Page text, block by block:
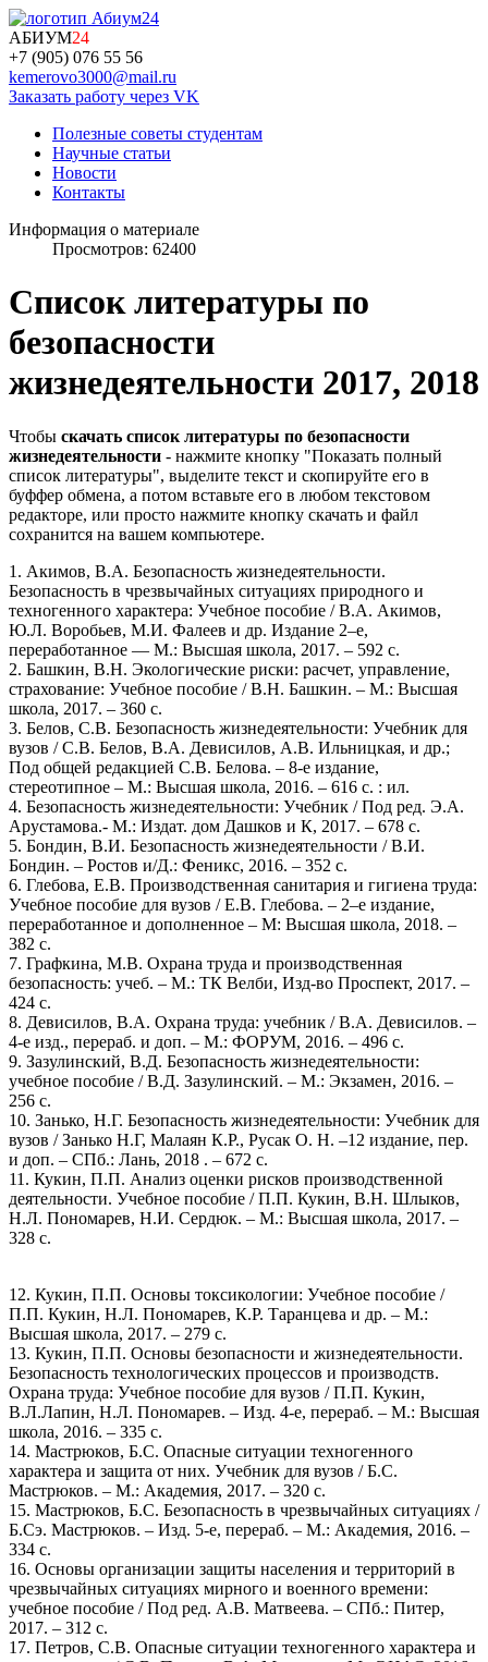
АБИУМ24
+7 (905) 076 55 56
kemerovo3000@mail.ru
Заказать работу через VK
Полезные советы студентам
Научные статьи
Новости
Контакты
Информация о материале
Просмотров: 62400
Список литературы по
безопасности
жизнедеятельности 2017, 2018
Чтобы скачать список литературы по безопасности
жизнедеятельности - нажмите кнопку "Показать полный
список литературы", выделите текст и скопируйте его в
буффер обмена, а потом вставьте его в любом текстовом
редакторе, или просто нажмите кнопку скачать и файл
сохранится на вашем компьютере.
1. Акимов, В.А. Безопасность жизнедеятельности.
Безопасность в чрезвычайных ситуациях природного и
техногенного характера: Учебное пособие / В.А. Акимов,
Ю.Л. Воробьев, М.И. Фалеев и др. Издание 2–е,
переработанное — М.: Высшая школа, 2017. – 592 с.
2. Башкин, В.Н. Экологические риски: расчет, управление,
страхование: Учебное пособие / В.Н. Башкин. – М.: Высшая
школа, 2017. – 360 с.
3. Белов, С.В. Безопасность жизнедеятельности: Учебник для
вузов / С.В. Белов, В.А. Девисилов, А.В. Ильницкая, и др.;
Под общей редакцией С.В. Белова. – 8-е издание,
стереотипное – М.: Высшая школа, 2016. – 616 с. : ил.
4. Безопасность жизнедеятельности: Учебник / Под ред. Э.А.
Арустамова.- М.: Издат. дом Дашков и К, 2017. – 678 с.
5. Бондин, В.И. Безопасность жизнедеятельности / В.И.
Бондин. – Ростов и/Д.: Феникс, 2016. – 352 с.
6. Глебова, Е.В. Производственная санитария и гигиена труда:
Учебное пособие для вузов / Е.В. Глебова. – 2–е издание,
переработанное и дополненное – М: Высшая школа, 2018. –
382 с.
7. Графкина, М.В. Охрана труда и производственная
безопасность: учеб. – М.: ТК Велби, Изд-во Проспект, 2017. –
424 с.
8. Девисилов, В.А. Охрана труда: учебник / В.А. Девисилов. –
4-е изд., перераб. и доп. – М.: ФОРУМ, 2016. – 496 с.
9. Зазулинский, В.Д. Безопасность жизнедеятельности:
учебное пособие / В.Д. Зазулинский. – М.: Экзамен, 2016. –
256 с.
10. Занько, Н.Г. Безопасность жизнедеятельности: Учебник для
вузов / Занько Н.Г, Малаян К.Р., Русак О. Н. –12 издание, пер.
и доп. – СПб.: Лань, 2018 . – 672 с.
11. Кукин, П.П. Анализ оценки рисков производственной
деятельности. Учебное пособие / П.П. Кукин, В.Н. Шлыков,
Н.Л. Пономарев, Н.И. Сердюк. – М.: Высшая школа, 2017. –
328 с.
12. Кукин, П.П. Основы токсикологии: Учебное пособие /
П.П. Кукин, Н.Л. Пономарев, К.Р. Таранцева и др. – М.:
Высшая школа, 2017. – 279 с.
13. Кукин, П.П. Основы безопасности и жизнедеятельности.
Безопасность технологических процессов и производств.
Охрана труда: Учебное пособие для вузов / П.П. Кукин,
В.Л.Лапин, Н.Л. Пономарев. – Изд. 4-е, перераб. – М.: Высшая
школа, 2016. – 335 с.
14. Мастрюков, Б.С. Опасные ситуации техногенного
характера и защита от них. Учебник для вузов / Б.С.
Мастрюков. – М.: Академия, 2017. – 320 с.
15. Мастрюков, Б.С. Безопасность в чрезвычайных ситуациях /
Б.Сэ. Мастрюков. – Изд. 5-е, перераб. – М.: Академия, 2016. –
334 с.
16. Основы организации защиты населения и территорий в
чрезвычайных ситуациях мирного и военного времени:
учебное пособие / Под ред. А.В. Матвеева. – СПб.: Питер,
2017. – 312 с.
17. Петров, С.В. Опасные ситуации техногенного характера и